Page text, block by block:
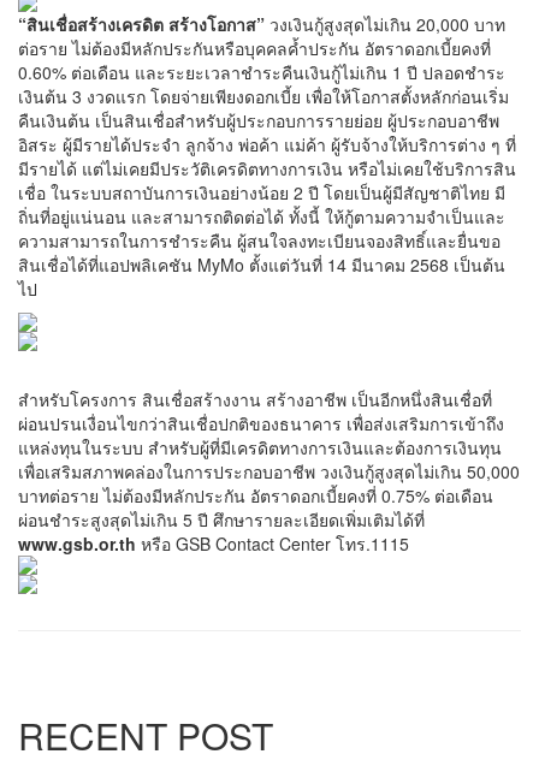
“สินเชื่อสร้างเครดิต สร้างโอกาส” วงเงินกู้สูงสุดไม่เกิน 20,000 บาท
ต่อราย ไม่ต้องมีหลักประกันหรือบุคคลค้ำประกัน อัตราดอกเบี้ยคงที่
0.60% ต่อเดือน และระยะเวลาชำระคืนเงินกู้ไม่เกิน 1 ปี ปลอดชำระ
เงินต้น 3 งวดแรก โดยจ่ายเพียงดอกเบี้ย เพื่อให้โอกาสตั้งหลักก่อนเริ่ม
คืนเงินต้น เป็นสินเชื่อสำหรับผู้ประกอบการรายย่อย ผู้ประกอบอาชีพ
อิสระ ผู้มีรายได้ประจำ ลูกจ้าง พ่อค้า แม่ค้า ผู้รับจ้างให้บริการต่าง ๆ ที่
มีรายได้ แต่ไม่เคยมีประวัติเครดิตทางการเงิน หรือไม่เคยใช้บริการสิน
เชื่อ ในระบบสถาบันการเงินอย่างน้อย 2 ปี โดยเป็นผู้มีสัญชาติไทย มี
ถิ่นที่อยู่แน่นอน และสามารถติดต่อได้ ทั้งนี้ ให้กู้ตามความจำเป็นและ
ความสามารถในการชำระคืน ผู้สนใจลงทะเบียนจองสิทธิ์และยื่นขอ
สินเชื่อได้ที่แอปพลิเคชัน MyMo ตั้งแต่วันที่ 14 มีนาคม 2568 เป็นต้น
ไป
สำหรับโครงการ สินเชื่อสร้างงาน สร้างอาชีพ เป็นอีกหนึ่งสินเชื่อที่
ผ่อนปรนเงื่อนไขกว่าสินเชื่อปกติของธนาคาร เพื่อส่งเสริมการเข้าถึง
แหล่งทุนในระบบ สำหรับผู้ที่มีเครดิตทางการเงินและต้องการเงินทุน
เพื่อเสริมสภาพคล่องในการประกอบอาชีพ วงเงินกู้สูงสุดไม่เกิน 50,000
บาทต่อราย ไม่ต้องมีหลักประกัน อัตราดอกเบี้ยคงที่ 0.75% ต่อเดือน
ผ่อนชำระสูงสุดไม่เกิน 5 ปี ศึกษารายละเอียดเพิ่มเติมได้ที่
www.gsb.or.th หรือ GSB Contact Center โทร.1115
RECENT POST